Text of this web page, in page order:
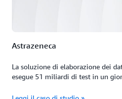
Astrazeneca
La soluzione di elaborazione dei
esegue 51 miliardi di test in un